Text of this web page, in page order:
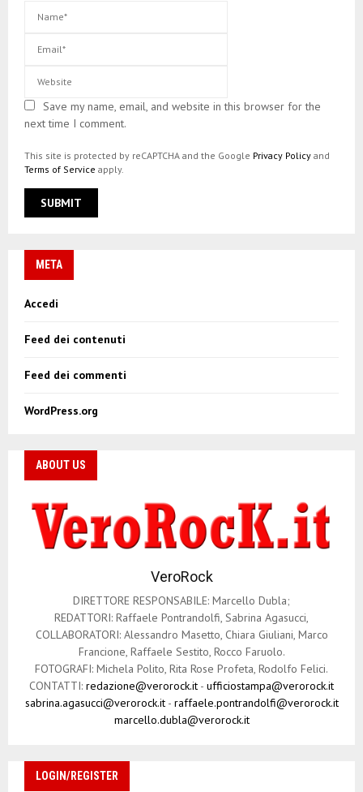
Save my name, email, and website in this browser for the
next time I comment.
This site is protected by reCAPTCHA and the Google Privacy Policy and
Terms of Service apply.
META
Accedi
Feed dei contenuti
Feed dei commenti
WordPress.org
ABOUT US
VeroRock
DIRETTORE RESPONSABILE: Marcello Dubla;
REDATTORI: Raffaele Pontrandolfi, Sabrina Agasucci,
COLLABORATORI: Alessandro Masetto, Chiara Giuliani, Marco
Francione, Raffaele Sestito, Rocco Faruolo.
FOTOGRAFI: Michela Polito, Rita Rose Profeta, Rodolfo Felici.
CONTATTI: redazione@verorock.it - ufficiostampa@verorock.it
sabrina.agasucci@verorock.it- raffaele.pontrandolfi@verorock.it
marcello.dubla@verorock.it
LOGIN/REGISTER